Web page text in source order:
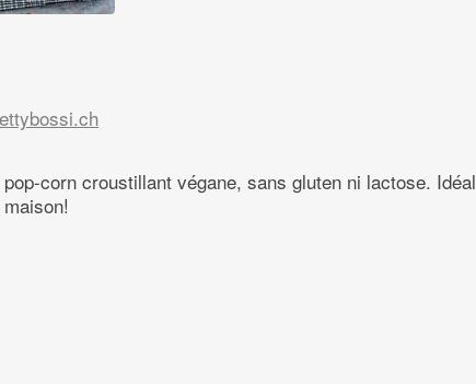
corn croustillant végane, sans gluten ni lactose. Idéal